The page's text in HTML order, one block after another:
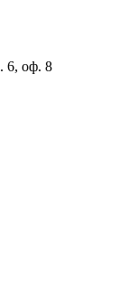
6, оф. 8